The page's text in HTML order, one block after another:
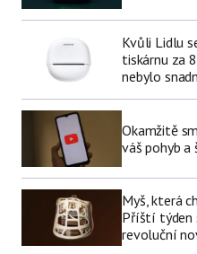
Kvůli Lidlu
tiskárnu za
nebylo
Okamžitě
váš pohyb a
Myš, která
Příští týden
revoluční